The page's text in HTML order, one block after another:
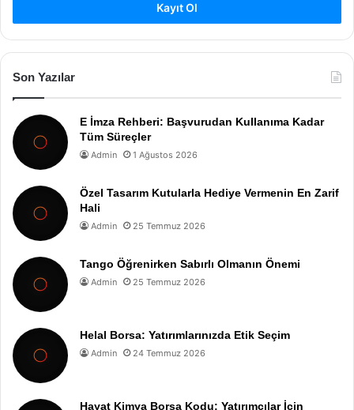
Kayıt Ol
Son Yazılar
E İmza Rehberi: Başvurudan Kullanıma Kadar
Tüm Süreçler
Admin 1 Ağustos 2026
Özel Tasarım Kutularla Hediye Vermenin En Zarif
Hali
Admin 25 Temmuz 2026
Tango Öğrenirken Sabırlı Olmanın Önemi
Admin 25 Temmuz 2026
Helal Borsa: Yatırımlarınızda Etik Seçim
Admin 24 Temmuz 2026
Hayat Kimya Borsa Kodu: Yatırımcılar İçin